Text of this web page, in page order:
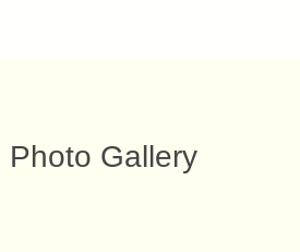
Photo Gallery